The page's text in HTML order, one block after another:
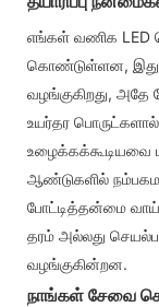
எங்கள் வணிக LED
கொண்டுள்ளன, இது
வழங்குகிறது, அதே
உயர்தர
உழைக்கக்கூடியவை
ஆண்டுகளில்
போட்டித்தன்மை
தரம் அல்லது
வழங்குகின்றன.
நாங்கள் சேவை